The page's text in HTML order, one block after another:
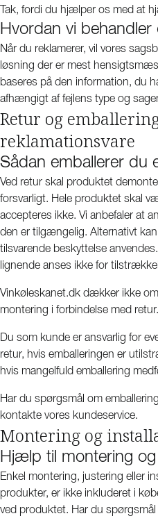
Tak, fordi du hjælper os med at
Hvordan vi behandler
Når du reklamerer, vil vores
løsning der er mest
baseres på den information, du
afhængigt af fejlens type og
Retur og
reklamationsvare
Sådan emballerer du
Ved retur skal produktet
forsvarligt. Hele produktet skal
accepteres ikke. Vi anbefaler at
den er tilgængelig. Alternativt
tilsvarende beskyttelse
lignende anses ikke for
Vinkøleskanet.dk dækker ikke
montering i forbindelse med retur.
Du som kunde er ansvarlig for
retur, hvis emballeringen er
hvis mangelfuld emballering
Har du spørgsmål om
kontakte vores kundeservice.
Montering og
Hjælp til montering og
Enkel montering, justering eller
produkter, er ikke inkluderet i
ved produktet. Har du